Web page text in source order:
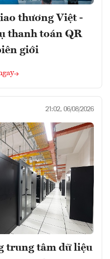
thương Việt -
thanh toán QR
giới
21:02, 06/08/2026
trung tâm dữ liệu